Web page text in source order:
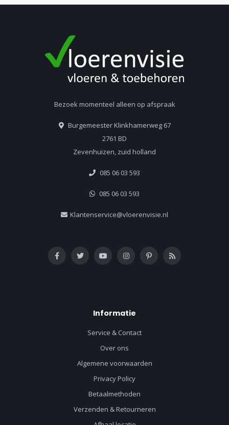
Bezoek momenteel alleen op afspraak
Burgemeester Klinkhamerweg 67
2761 BD
Zevenhuizen, zuid holland
085 06 03 593
085 06 03 593
Klantenservice@vloerenvisie.nl
Informatie
Service & Contact
Over ons
Algemene voorwaarden
Privacy Policy
Betaalmethoden
Verzenden & Retourneren